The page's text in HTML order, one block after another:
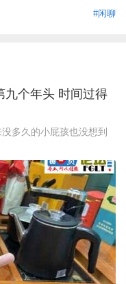
#闲聊
九个年头 时间过得
多久的小屁孩也没想到